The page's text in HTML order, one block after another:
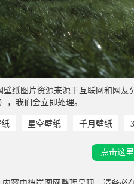
壁纸图片资源来源于互联网和网
，我们会立即处理。
星空壁纸 千月壁纸
点击这